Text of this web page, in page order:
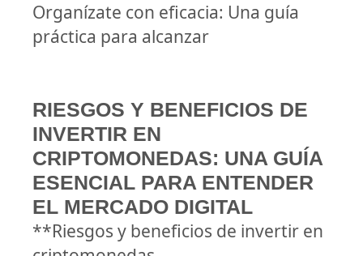
Organízate con eficacia: Una guía
práctica para alcanzar
RIESGOS Y BENEFICIOS DE
INVERTIR EN
CRIPTOMONEDAS: UNA GUÍA
ESENCIAL PARA ENTENDER
EL MERCADO DIGITAL
**Riesgos y beneficios de invertir en